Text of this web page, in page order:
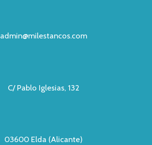
admin@milestancos.com
C/ Pablo Iglesias, 132
03600 Elda (Alicante)